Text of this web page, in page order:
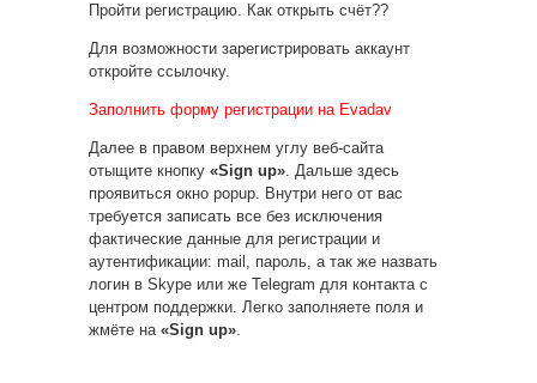
Пройти регистрацию. Как открыть счёт??
Для возможности зарегистрировать аккаунт
откройте ссылочку.
Заполнить форму регистрации на Evadav
Далее в правом верхнем углу веб-сайта
отыщите кнопку «Sign up». Дальше здесь
проявиться окно popup. Внутри него от вас
требуется записать все без исключения
фактические данные для регистрации и
аутентификации: mail, пароль, а так же назвать
логин в Skype или же Telegram для контакта с
центром поддержки. Легко заполняете поля и
жмёте на «Sign up».